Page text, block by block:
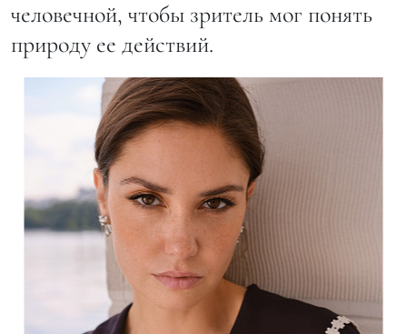
человечной, чтобы зритель мог понять
природу ее действий.